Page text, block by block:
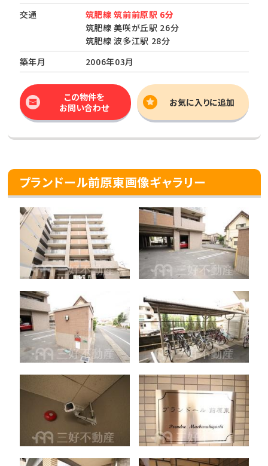
交通
筑肥線 筑前前原駅 6分
筑肥線 美咲が丘駅 26分
筑肥線 波多江駅 28分
築年月
2006年03月
この物件を
お問い合わせ
お気に入りに追加
プランドール前原東画像ギャラリー